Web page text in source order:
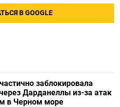
В GOOGLE
заблокировала
Дарданеллы из-за атак
в Черном море